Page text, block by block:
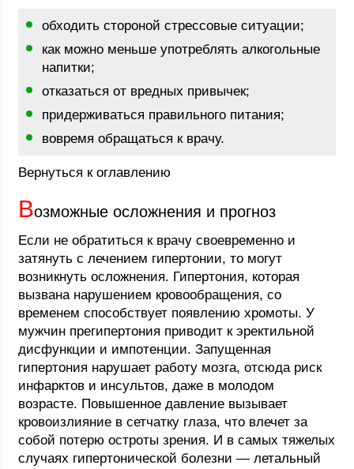
обходить стороной стрессовые ситуации;
как можно меньше употреблять алкогольные
напитки;
отказаться от вредных привычек;
придерживаться правильного питания;
вовремя обращаться к врачу.
Вернуться к оглавлению
Возможные осложнения и прогноз
Если не обратиться к врачу своевременно и
затянуть с лечением гипертонии, то могут
возникнуть осложнения. Гипертония, которая
вызвана нарушением кровообращения, со
временем способствует появлению хромоты. У
мужчин прегипертония приводит к эректильной
дисфункции и импотенции. Запущенная
гипертония нарушает работу мозга, отсюда риск
инфарктов и инсультов, даже в молодом
возрасте. Повышенное давление вызывает
кровоизлияние в сетчатку глаза, что влечет за
собой потерю остроты зрения. И в самых тяжелых
случаях гипертонической болезни — летальный